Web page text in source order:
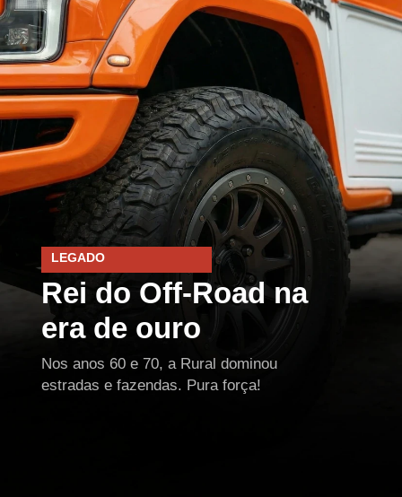
LEGADO
Rei do Off-Road na
era de ouro
Nos anos 60 e 70, a Rural dominou
estradas e fazendas. Pura força!